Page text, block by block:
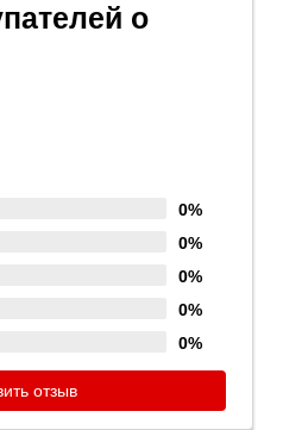
о
0%
0%
0%
0%
0%
отзыв